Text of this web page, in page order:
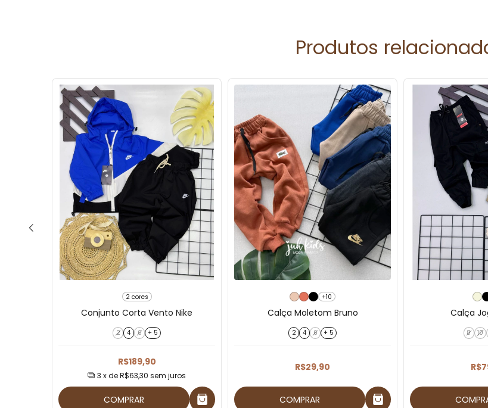
Produtos
2 cores
Conjunto Corta Vento Nike
2 4 6 + 5
R$189,90
3 x deR$63,30 sem juros
COMPRAR
+10
Calça Moletom Bruno
2 4 6 + 5
R$29,90
COMPRAR
Calça
8 10